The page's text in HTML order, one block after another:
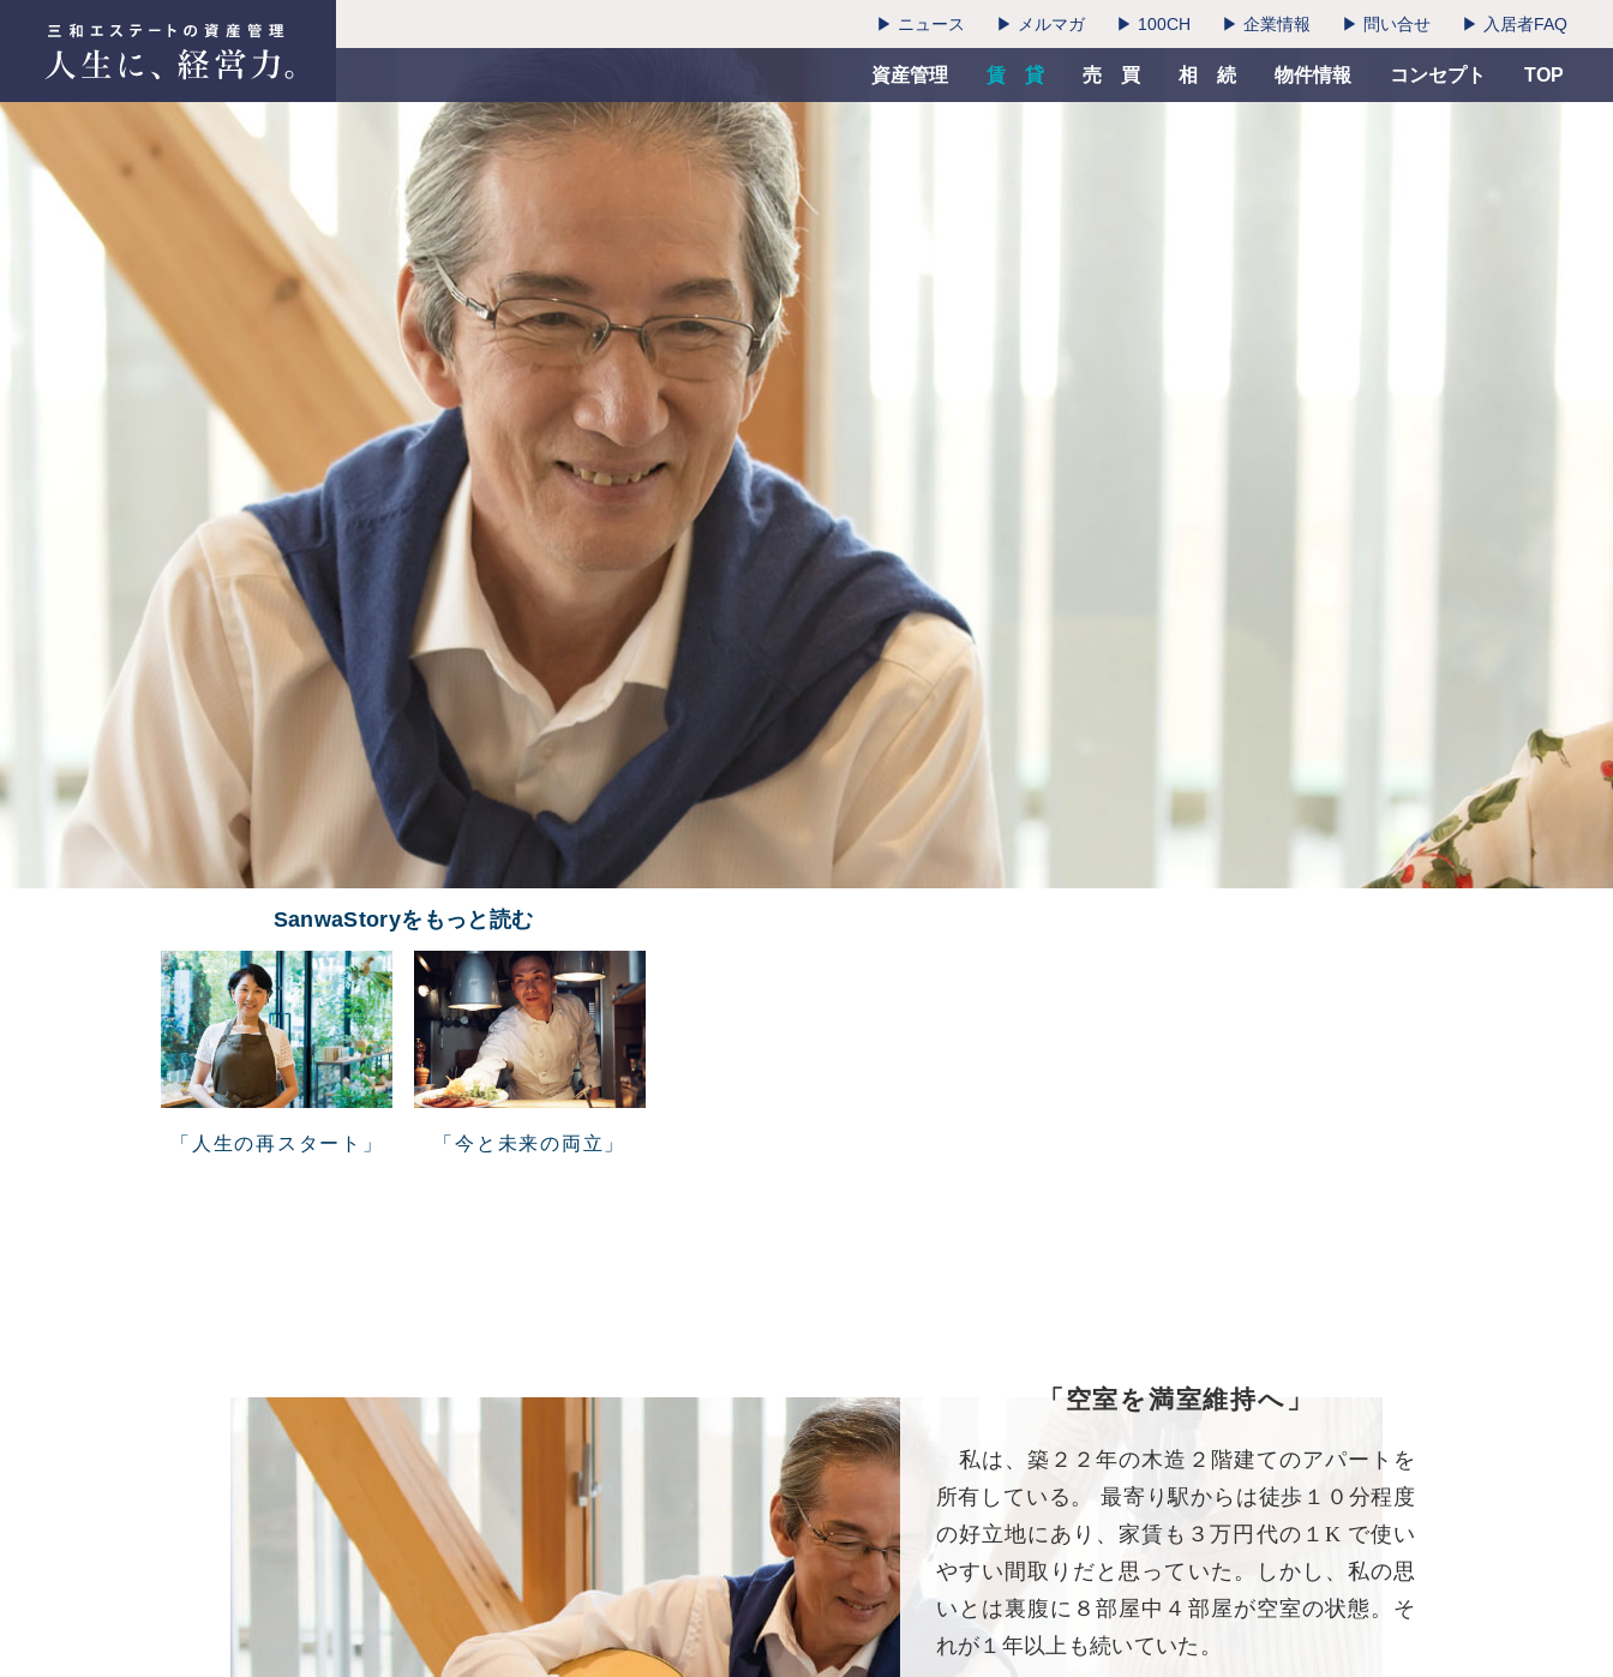
▶ ニュース ▶ メルマガ ▶ 100CH ▶ 企業情報 ▶ 問い合せ ▶ 入居者FAQ
資産管理 賃 貸 売 買 相 続 物件情報 コンセプト TOP
「空室を満室維持へ」
私は、築２２年の木造２階建てのアパートを
所有している。 最寄り駅からは徒歩１０分程度
の好立地にあり、家賃も３万円代の１K で使い
やすい間取りだと思っていた。しかし、私の思
いとは裏腹に８部屋中４部屋が空室の状態。そ
れが１年以上も続いていた。
SanwaStoryをもっと読む
「人生の再スタート」 「今と未来の両立」